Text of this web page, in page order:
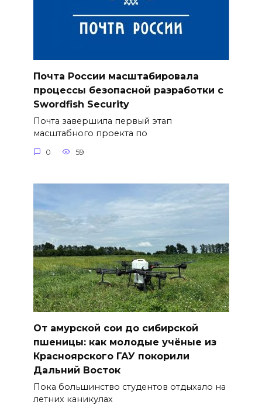
Почта России масштабировала
процессы безопасной разработки с
Swordfish Security
Почта завершила первый этап
масштабного проекта по
0 59
От амурской сои до сибирской
пшеницы: как молодые учёные из
Красноярского ГАУ покорили
Дальний Восток
Пока большинство студентов отдыхало на
летних каникулах